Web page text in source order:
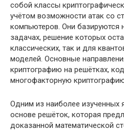
собой классы
учётом возможности атак со
компьютеров. Они базируются
задачах, решение которых
классических, так и для
моделей. Основные
криптографию на решётках,
многофакторную
Одним из наиболее изученных
основе решёток, которая
доказанной математической